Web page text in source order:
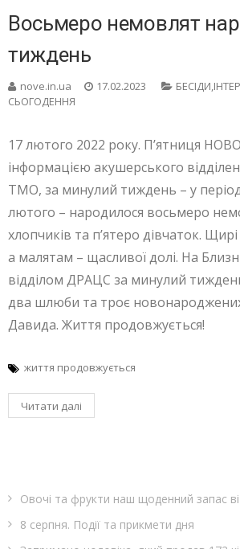
Восьмеро немовлят
тиждень
nove.in.ua 17.02.2023
СЬОГОДЕННЯ
17 лютого 2022 року. П’ятниця
інформацією акушерського
ТМО, за минулий тиждень – у
лютого – народилося восьмеро
хлопчиків та п’ятеро дівчаток.
а малятам – щасливої долі. На
відділом ДРАЦС за минулий
два шлюби та троє
Давида. Життя продовжується!
життя продовжується
Читати далі
Овочі та фрукти наш щоденний запас
8 серпня. Події та прикмети дня